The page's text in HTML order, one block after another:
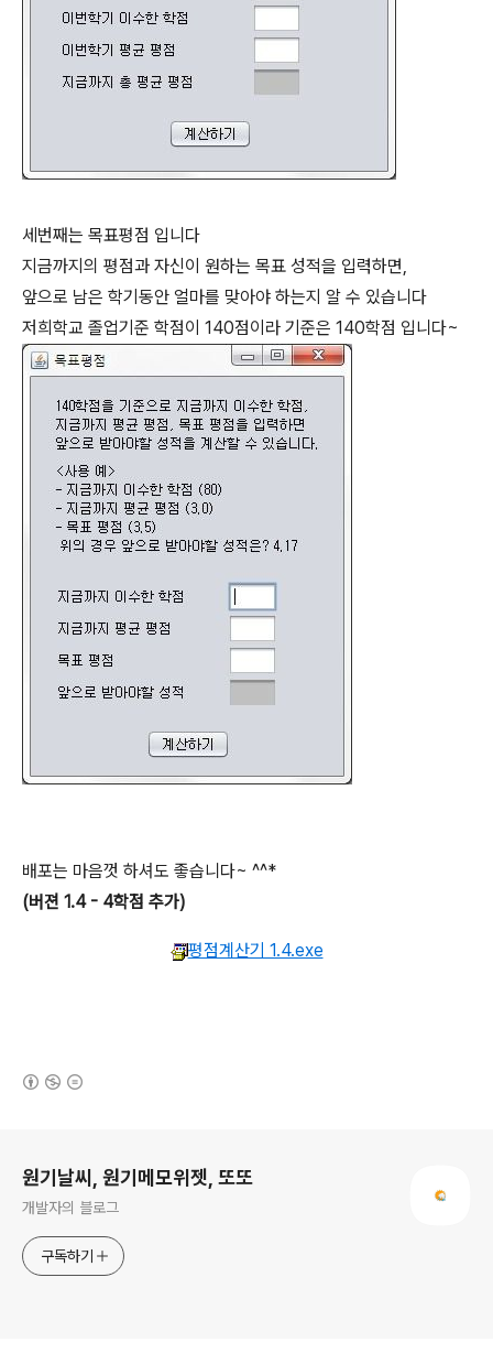
세번째는 목표평점 입니다
지금까지의 평점과 자신이 원하는 목표 성적을 입력하면,
앞으로 남은 학기동안 얼마를 맞아야 하는지 알 수 있습니다
저희학교 졸업기준 학점이 140점이라 기준은 140학점 입니다~
배포는 마음껏 하셔도 좋습니다~ ^^*
(버젼 1.4 - 4학점 추가)
평점계산기 1.4.exe
원기날씨, 원기메모위젯, 또또
개발자의 블로그
구독하기